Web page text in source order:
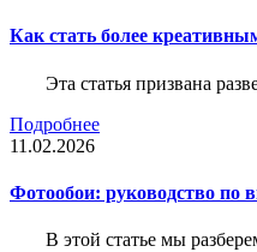
Как стать более
Эта статья призвана
Подробнее
11.02.2026
Фотообои: руководство по
В этой статье мы